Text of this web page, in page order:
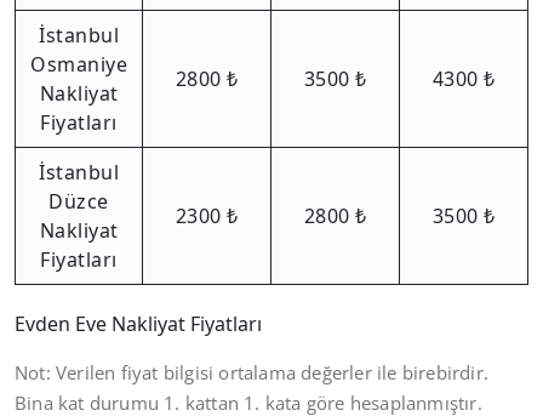
İstanbul
Osmaniye
Nakliyat
Fiyatları
2800 ₺ 3500 ₺ 4300 ₺
İstanbul
Düzce
Nakliyat
Fiyatları
2300 ₺ 2800 ₺ 3500 ₺
Evden Eve Nakliyat Fiyatları
Not: Verilen fiyat bilgisi ortalama değerler ile birebirdir.
Bina kat durumu 1. kattan 1. kata göre hesaplanmıştır.